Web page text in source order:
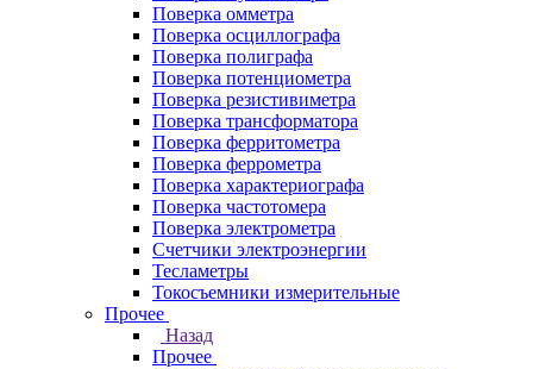
Поверка омметра
Поверка осциллографа
Поверка полиграфа
Поверка потенциометра
Поверка резистивиметра
Поверка трансформатора
Поверка ферритометра
Поверка феррометра
Поверка характериографа
Поверка частотомера
Поверка электрометра
Счетчики электроэнергии
Тесламетры
Токосъемники измерительные
Прочее
Назад
Прочее